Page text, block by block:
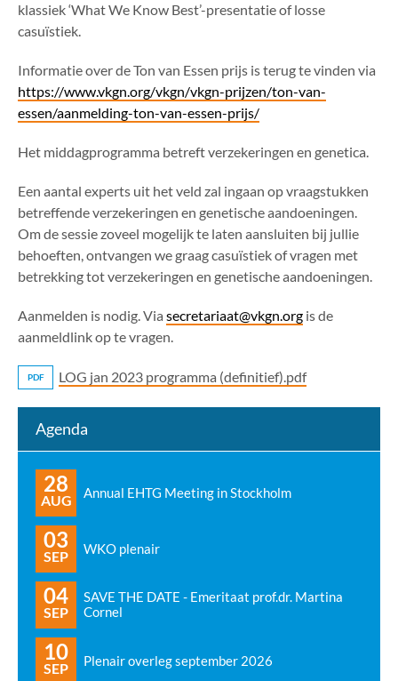
klassiek ‘What We Know Best’-presentatie of losse
casuïstiek.
Informatie over de Ton van Essen prijs is terug te vinden via
https://www.vkgn.org/vkgn/vkgn-prijzen/ton-van-
essen/aanmelding-ton-van-essen-prijs/
Het middagprogramma betreft verzekeringen en genetica.
Een aantal experts uit het veld zal ingaan op vraagstukken
betreffende verzekeringen en genetische aandoeningen.
Om de sessie zoveel mogelijk te laten aansluiten bij jullie
behoeften, ontvangen we graag casuïstiek of vragen met
betrekking tot verzekeringen en genetische aandoeningen.
Aanmelden is nodig. Via secretariaat@vkgn.org is de
aanmeldlink op te vragen.
PDF LOG jan 2023 programma (definitief).pdf
Agenda
28
AUG Annual EHTG Meeting in Stockholm
03
SEP WKO plenair
04
SEP
SAVE THE DATE - Emeritaat prof.dr. Martina
Cornel
10
SEP Plenair overleg september 2026